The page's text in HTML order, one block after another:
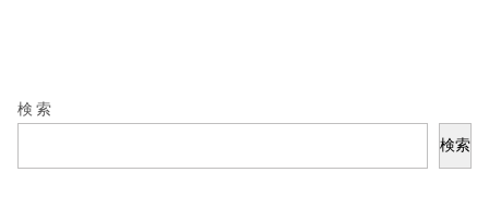
検索
検索